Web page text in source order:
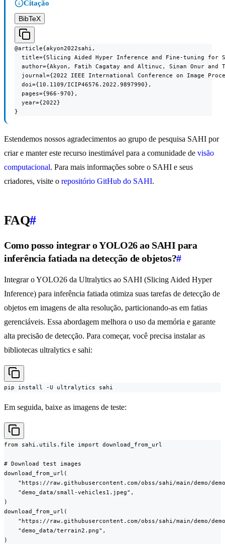
Citação
BibTeX
@article{akyon2022sahi,
title={Slicing Aided Hyper Inference and Fine-tuning for
author={Akyon, Fatih Cagatay and Altinuc, Sinan Onur and
journal={2022 IEEE International Conference on Image
  doi={10.1109/ICIP46576.2022.9897990},
  pages={966-970},
  year={2022}
}
Estendemos nossos agradecimentos ao grupo de pesquisa SAHI por
criar e manter este recurso inestimável para a comunidade de visão
computacional. Para mais informações sobre o SAHI e seus
criadores, visite o repositório GitHub do SAHI.
FAQ#
Como posso integrar o YOLO26 ao SAHI para
inferência fatiada na detecção de objetos?#
Integrar o YOLO26 da Ultralytics ao SAHI (Slicing Aided Hyper
Inference) para inferência fatiada otimiza suas tarefas de detecção de
objetos em imagens de alta resolução, particionando-as em fatias
gerenciáveis. Essa abordagem melhora o uso da memória e garante
alta precisão de detecção. Para começar, você precisa instalar as
bibliotecas ultralytics e sahi:
pip install -U ultralytics sahi
Em seguida, baixe as imagens de teste:
from sahi.utils.file import download_from_url
# Download test images
download_from_url(
"https://raw.githubusercontent.com/obss/sahi/main/demo/
    "demo_data/small-vehicles1.jpeg",
)
download_from_url(
"https://raw.githubusercontent.com/obss/sahi/main/demo/
    "demo_data/terrain2.png",
)